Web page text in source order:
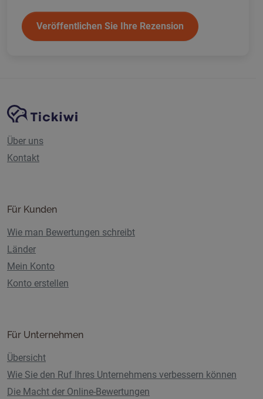
Veröffentlichen Sie Ihre Rezension
Website-Navigation
Tickiwi-Plattform
Über uns
Kontakt
Für Kunden
Wie man Bewertungen schreibt
Länder
Mein Konto
Konto erstellen
Für Unternehmen
Übersicht
Wie Sie den Ruf Ihres Unternehmens verbessern können
Die Macht der Online-Bewertungen